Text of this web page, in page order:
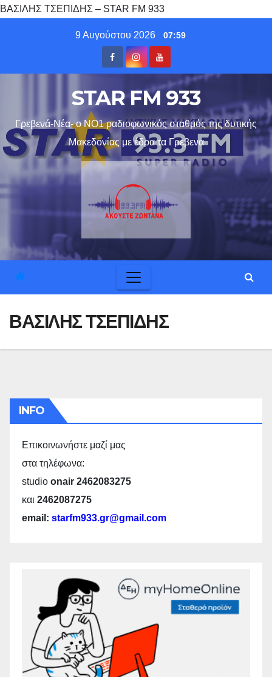
ΒΑΣΙΛΗΣ ΤΣΕΠΙΔΗΣ – STAR FM 933
9 Αυγούστου 2026 07:59
STAR FM 933
Γρεβενά-Νέα- ο ΝΟ1 ραδιοφωνικός σταθμός της δυτικής
Μακεδονίας με έδρα τα Γρεβενα
ΒΑΣΙΛΗΣ ΤΣΕΠΙΔΗΣ
INFO
Επικοινωνήστε μαζί μας
στα τηλέφωνα:
studio onair 2462083275
και 2462087275
email: starfm933.gr@gmail.com